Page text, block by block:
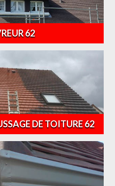
62
DE TOITURE 62